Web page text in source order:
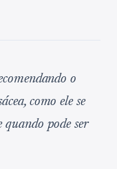
o
como ele se
pode ser